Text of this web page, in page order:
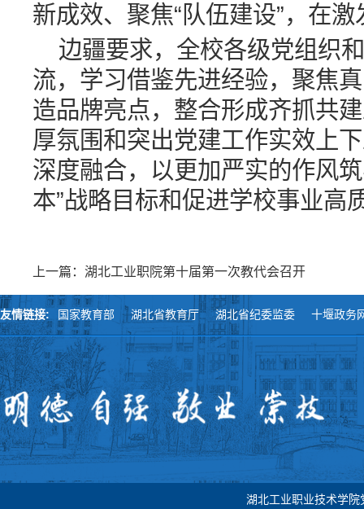
新成效、聚焦“队伍建设”，在
边疆要求，全校各级党组织
流，学习借鉴先进经验，聚焦
造品牌亮点，整合形成齐抓共
厚氛围和突出党建工作实效上
深度融合，以更加严实的作风
本”战略目标和促进学校事业高
上一篇：湖北工业职院第十届第一次教代会召开
友情链接: 国家教育部 湖北省教育厅 湖北省纪委监委 十堰政务
湖北工业职业技术学